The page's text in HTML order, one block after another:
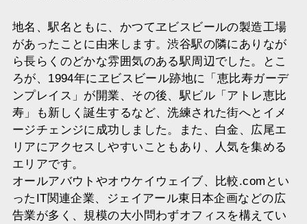
地名、駅名ともに、かつてヱビスビールの製造工場
があったことに由来します。渋谷駅の隣にありなが
ら長らくのどかな雰囲気のある駅周辺でした。とこ
ろが、1994年にヱビスビール跡地に「恵比寿ガーデ
ンプレイス」が開業、その後、駅ビル「アトレ恵比
寿」も新しく誕生するなど、洗練された街へとイメ
ージチェンジに成功しました。また、白金、広尾エ
リアにアクセスしやすいこともあり、人気を集める
エリアです。
オールアバウトやオウケイウェイブ、比較.comとい
ったIT関連企業、ジェイアール東日本企画などの広
告業が多く、規模の大小問わずオフィスを構えてい